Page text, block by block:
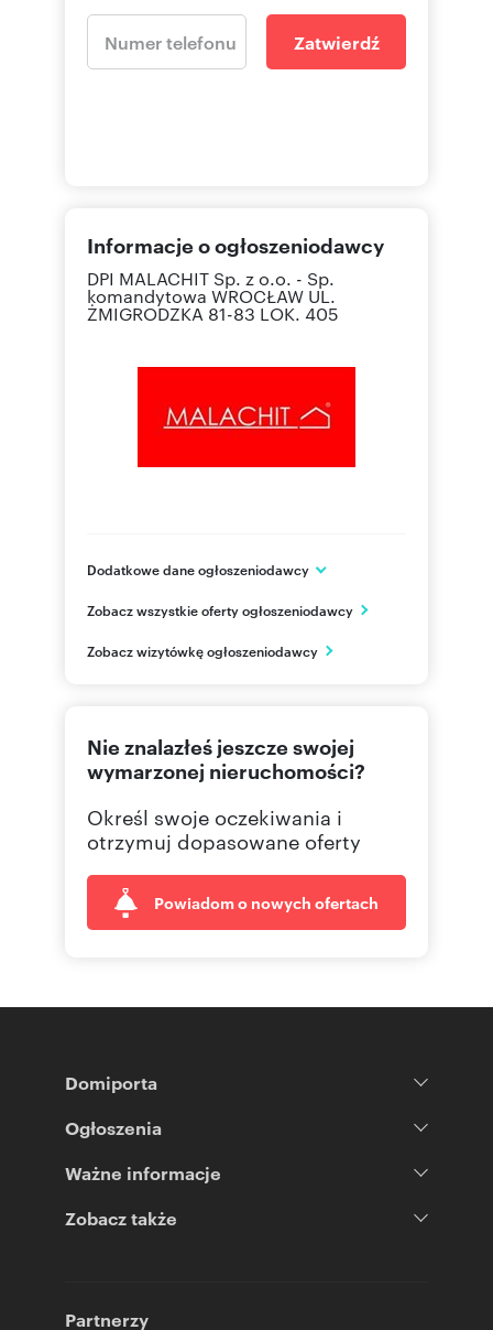
Zatwierdź
Informacje o ogłoszeniodawcy
DPI MALACHIT Sp. z o.o. - Sp.
komandytowa WROCŁAW UL.
ŻMIGRODZKA 81-83 LOK. 405
Dodatkowe dane ogłoszeniodawcy
ul. Żmigrodzka 81-83 lok. 405
dolnośląskie
71 326 Pokaż telefon
Zobacz wszystkie oferty ogłoszeniodawcy
Zobacz wizytówkę ogłoszeniodawcy
Nie znalazłeś jeszcze swojej
wymarzonej nieruchomości?
Określ swoje oczekiwania i
otrzymuj dopasowane oferty
Powiadom o nowych ofertach
Domiporta
Ogłoszenia
Ważne informacje
Zobacz także
Partnerzy